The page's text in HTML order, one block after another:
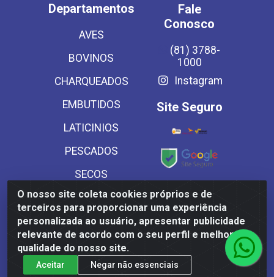
O nosso site coleta cookies próprios e de
terceiros para proporcionar uma experiência
personalizada ao usuário, apresentar publicidade
relevante de acordo com o seu perfil e melhorar a
qualidade do nosso site.
Aceitar Negar não essenciais
Departamentos
AVES
BOVINOS
CHARQUEADOS
EMBUTIDOS
LATICINIOS
PESCADOS
SECOS
SUINOS
VEGETAIS CONG E
MASSAS
Fale
Conosco
(81) 3788-
1000
Instagram
Site Seguro
Baixe já
nosso APP